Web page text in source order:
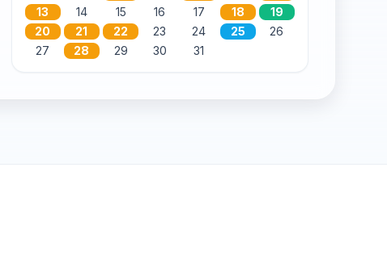
13
14 15 16 17 18
19
20
21 22 23 24 25
26
27
28 29 30 31